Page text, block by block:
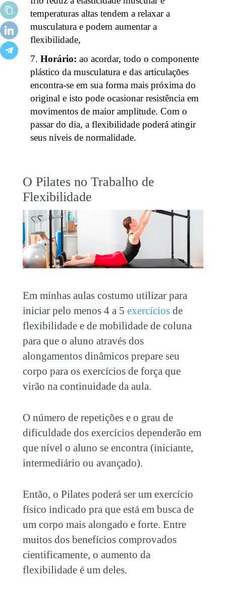
temperaturas altas tendem a relaxar a
musculatura e podem aumentar a
flexibilidade,
Horário: ao acordar, todo o componente
plástico da musculatura e das articulações
encontra-se em sua forma mais próxima do
original e isto pode ocasionar resistência em
movimentos de maior amplitude. Com o
passar do dia, a flexibilidade poderá atingir
seus níveis de normalidade.
O Pilates no Trabalho de
Flexibilidade
Em minhas aulas costumo utilizar para
iniciar pelo menos 4 a 5 exercíciosde
flexibilidade e de mobilidade de coluna
para que o aluno através dos
alongamentos dinâmicos prepare seu
corpo para os exercícios de força que
virão na continuidade da aula.
O número de repetições e o grau de
dificuldade dos exercícios dependerão em
que nível o aluno se encontra (iniciante,
intermediário ou avançado).
Então, o Pilates poderá ser um exercício
físico indicado pra que está em busca de
um corpo mais alongado e forte. Entre
muitos dos benefícios comprovados
cientificamente, o aumento da
flexibilidade é um deles.